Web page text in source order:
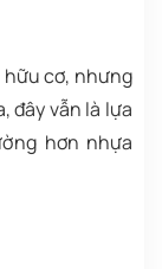
cơ, nhưng
đây vẫn là lựa
hơn nhựa